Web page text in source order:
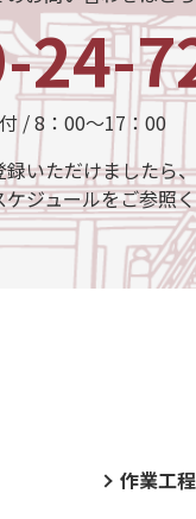
24-
/ 8：00～17：00
いただけましたら
ジュールをご参照
作業工程